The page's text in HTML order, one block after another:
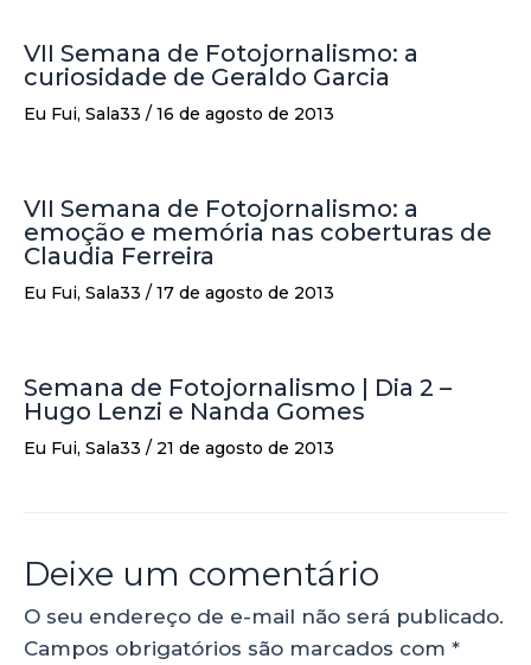
VII Semana de Fotojornalismo: a
curiosidade de Geraldo Garcia
Eu Fui, Sala33 / 16 de agosto de 2013
VII Semana de Fotojornalismo: a
emoção e memória nas coberturas de
Claudia Ferreira
Eu Fui, Sala33 / 17 de agosto de 2013
Semana de Fotojornalismo | Dia 2 –
Hugo Lenzi e Nanda Gomes
Eu Fui, Sala33 / 21 de agosto de 2013
Deixe um comentário
O seu endereço de e-mail não será publicado.
Campos obrigatórios são marcados com *